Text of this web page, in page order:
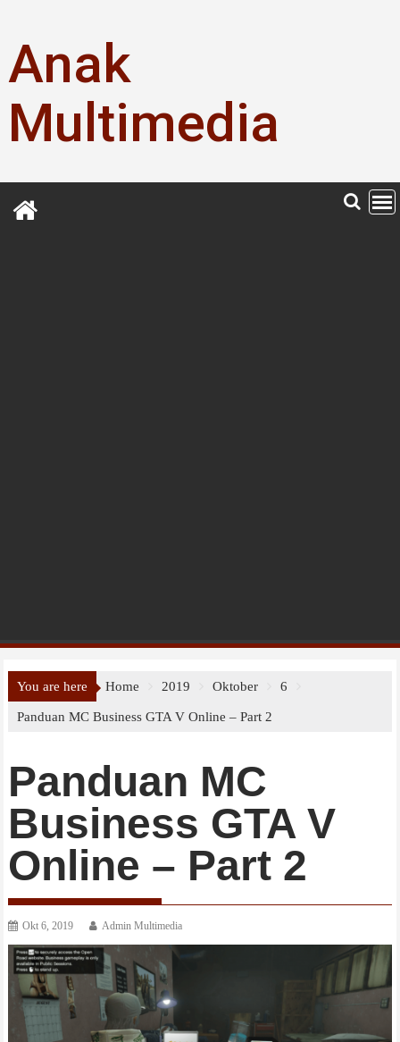
content
Anak
Multimedia
You are here Home 2019 Oktober 6
Panduan MC Business GTA V Online – Part 2
Panduan MC
Business GTA V
Online – Part 2
Okt 6, 2019 Admin Multimedia